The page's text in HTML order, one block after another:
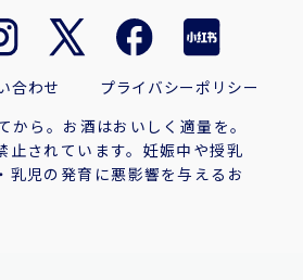
から。お酒はおいしく適量を。
止されています。妊娠中や授乳
乳児の発育に悪影響を与えるお
合わせ プライバシーポリシー